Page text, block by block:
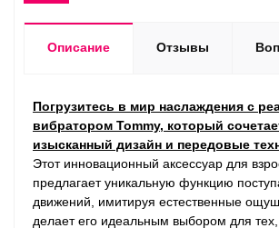
Описание Отзывы
Погрузитесь в мир наслаждения с
вибратором Tommy, который
изысканный дизайн и передовые
Этот инновационный аксессуар для
предлагает уникальную функцию
движений, имитируя естественные
делает его идеальным выбором для